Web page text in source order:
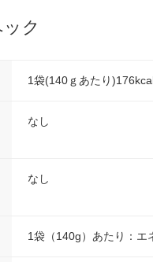
ク
1袋(140ｇあたり
なし
なし
1袋（140g）あたり：エ